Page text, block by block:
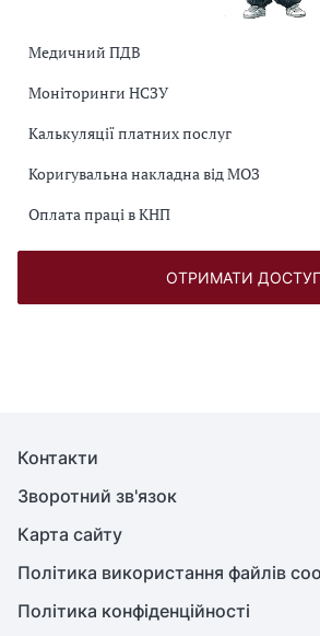
Медичний ПДВ
Моніторинги НСЗУ
Калькуляції платних послуг
Коригувальна накладна від МОЗ
Оплата праці в КНП
ОТРИМАТИ
Контакти
Зворотний зв'язок
Карта сайту
Політика використання файлів
Політика конфіденційності